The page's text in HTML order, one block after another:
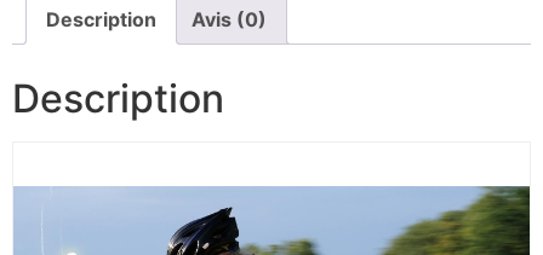
Description Avis (0)
Description